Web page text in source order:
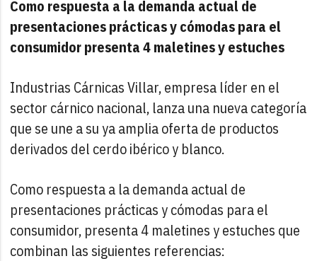
Como respuesta a la demanda actual de
presentaciones prácticas y cómodas para el
consumidor presenta 4 maletines y estuches
Industrias Cárnicas Villar, empresa líder en el
sector cárnico nacional, lanza una nueva categoría
que se une a su ya amplia oferta de productos
derivados del cerdo ibérico y blanco.
Como respuesta a la demanda actual de
presentaciones prácticas y cómodas para el
consumidor, presenta 4 maletines y estuches que
combinan las siguientes referencias: